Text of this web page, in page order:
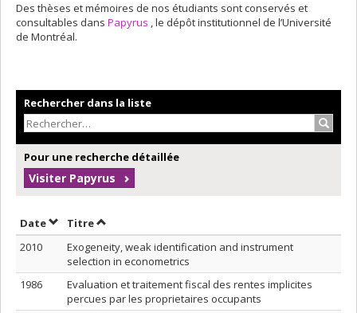
Des thèses et mémoires de nos étudiants sont conservés et
consultables dans Papyrus , le dépôt institutionnel de l’Université
de Montréal.
Rechercher dans la liste
Pour une recherche détaillée
Visiter Papyrus
DateTrier par date en ordre croissant
TitreTrier par titre en ordre croissant
2010
Exogeneity, weak identification and instrument
selection in econometrics
1986
Evaluation et traitement fiscal des rentes implicites
percues par les proprietaires occupants